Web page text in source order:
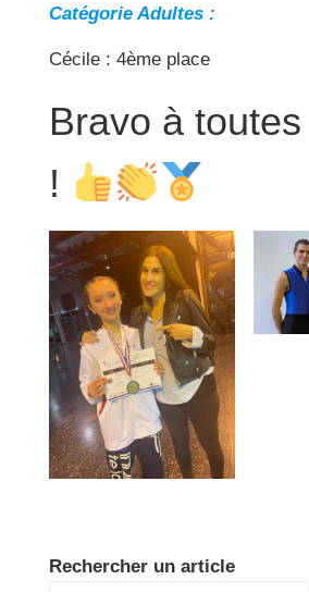
Catégorie Adultes :
Cécile : 4ème place
Bravo à
!
Rechercher un article